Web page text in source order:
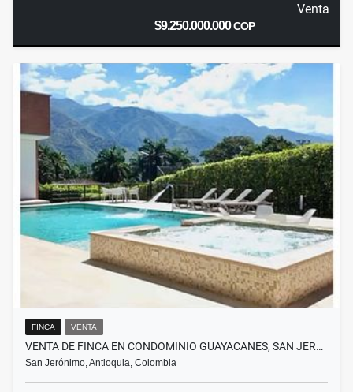
Venta
$9.250.000.000COP
FINCA VENTA
VENTA DE FINCA EN CONDOMINIO GUAYACANES, SAN JER…
San Jerónimo, Antioquia, Colombia